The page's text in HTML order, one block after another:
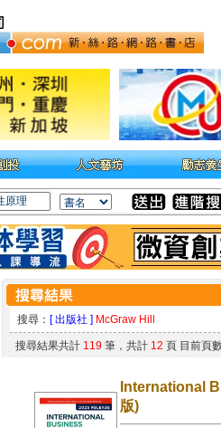
搜尋： [ 出版社 ] McGraw Hill
搜尋結果共計 119 筆，共計 12 頁 目前頁
International
版)